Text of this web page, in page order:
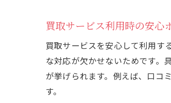
買取サービス利用時の安心
買取サービスを安心して利用す
な対応が欠かせないためです。
が挙げられます。例えば、口コ
す。